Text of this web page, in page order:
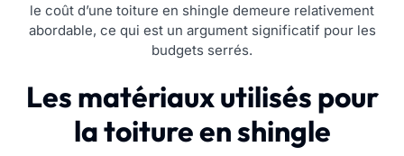
le coût d’une toiture en shingle demeure relativement
abordable, ce qui est un argument significatif pour les
budgets serrés.
Les matériaux utilisés pour
la toiture en shingle